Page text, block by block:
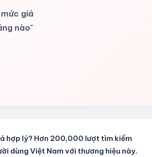
giá
nào"
hợp lý? Hơn 200,000 lượt tìm kiếm
dùng Việt Nam với thương hiệu này.